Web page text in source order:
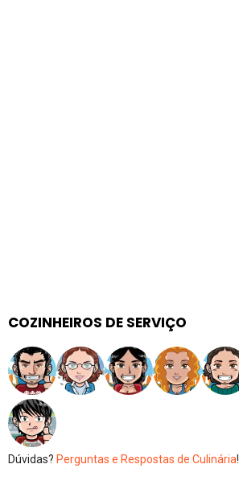
COZINHEIROS DE SERVIÇO
Dúvidas? Perguntas e Respostas de Culinária!